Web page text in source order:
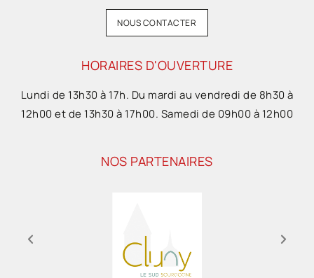
NOUS CONTACTER
HORAIRES D'OUVERTURE
Lundi de 13h30 à 17h. Du mardi au vendredi de 8h30 à
12h00 et de 13h30 à 17h00. Samedi de 09h00 à 12h00
NOS PARTENAIRES